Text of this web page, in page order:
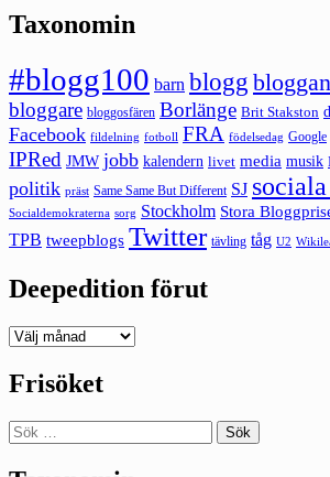
Taxonomin
#blogg100 barn blogg
bloggare bloggosfären Borlänge Brit Stakston
Facebook fildelning fotboll FRA födelsedag Google
IPRed JMW jobb kalendern livet media musik
politik präst Same Same But Different SJ
Socialdemokraterna sorg Stockholm Stora
TPB tweepblogs Twitter tävling tåg U2
Deepedition förut
Deepedition
Frisöket
Sök
efter: